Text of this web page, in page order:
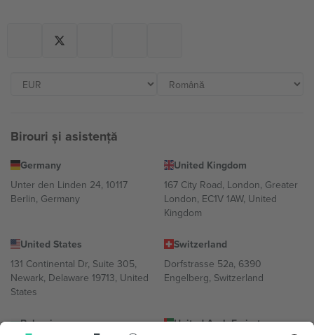
Birouri și asistență
Germany
Unter den Linden 24, 10117
Berlin, Germany
United Kingdom
167 City Road, London, Greater
London, EC1V 1AW, United
Kingdom
United States
131 Continental Dr, Suite 305,
Newark, Delaware 19713, United
States
Switzerland
Dorfstrasse 52a, 6390
Engelberg, Switzerland
Bulgaria
United Arab Emirates